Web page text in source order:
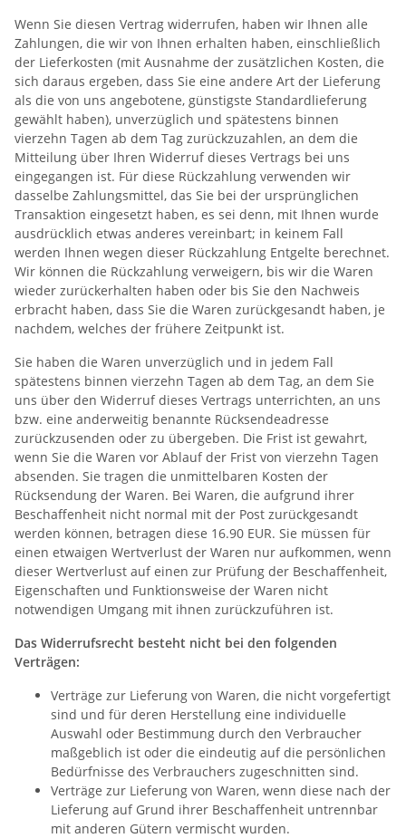
Wenn Sie diesen Vertrag widerrufen, haben wir Ihnen alle
Zahlungen, die wir von Ihnen erhalten haben, einschließlich
der Lieferkosten (mit Ausnahme der zusätzlichen Kosten, die
sich daraus ergeben, dass Sie eine andere Art der Lieferung
als die von uns angebotene, günstigste Standardlieferung
gewählt haben), unverzüglich und spätestens binnen
vierzehn Tagen ab dem Tag zurückzuzahlen, an dem die
Mitteilung über Ihren Widerruf dieses Vertrags bei uns
eingegangen ist. Für diese Rückzahlung verwenden wir
dasselbe Zahlungsmittel, das Sie bei der ursprünglichen
Transaktion eingesetzt haben, es sei denn, mit Ihnen wurde
ausdrücklich etwas anderes vereinbart; in keinem Fall
werden Ihnen wegen dieser Rückzahlung Entgelte berechnet.
Wir können die Rückzahlung verweigern, bis wir die Waren
wieder zurückerhalten haben oder bis Sie den Nachweis
erbracht haben, dass Sie die Waren zurückgesandt haben, je
nachdem, welches der frühere Zeitpunkt ist.
Sie haben die Waren unverzüglich und in jedem Fall
spätestens binnen vierzehn Tagen ab dem Tag, an dem Sie
uns über den Widerruf dieses Vertrags unterrichten, an uns
bzw. eine anderweitig benannte Rücksendeadresse
zurückzusenden oder zu übergeben. Die Frist ist gewahrt,
wenn Sie die Waren vor Ablauf der Frist von vierzehn Tagen
absenden. Sie tragen die unmittelbaren Kosten der
Rücksendung der Waren. Bei Waren, die aufgrund ihrer
Beschaffenheit nicht normal mit der Post zurückgesandt
werden können, betragen diese 16.90 EUR. Sie müssen für
einen etwaigen Wertverlust der Waren nur aufkommen, wenn
dieser Wertverlust auf einen zur Prüfung der Beschaffenheit,
Eigenschaften und Funktionsweise der Waren nicht
notwendigen Umgang mit ihnen zurückzuführen ist.
Das Widerrufsrecht besteht nicht bei den folgenden
Verträgen:
Verträge zur Lieferung von Waren, die nicht vorgefertigt
sind und für deren Herstellung eine individuelle
Auswahl oder Bestimmung durch den Verbraucher
maßgeblich ist oder die eindeutig auf die persönlichen
Bedürfnisse des Verbrauchers zugeschnitten sind.
Verträge zur Lieferung von Waren, wenn diese nach der
Lieferung auf Grund ihrer Beschaffenheit untrennbar
mit anderen Gütern vermischt wurden.